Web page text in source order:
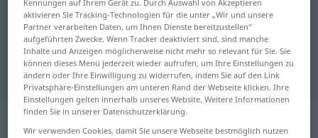
für "nachgehen"
"nachgehen" Schwedisch
Übersetzung
„nachgehen“: intransitives Verb,
Kennungen auf Ihrem Gerät zu. Durch Auswahl von Akzeptieren
aktivieren Sie Tracking-Technologien für die unter „Wir und unsere
Partner verarbeiten Daten, um Ihnen Dienste bereitzustellen“
aufgeführten Zwecke. Wenn Tracker deaktiviert sind, sind manche
Inhalte und Anzeigen möglicherweise nicht mehr so relevant für Sie. Sie
können dieses Menü jederzeit wieder aufrufen, um Ihre Einstellungen zu
ändern oder Ihre Einwilligung zu widerrufen, indem Sie auf den Link
Privatsphäre-Einstellungen am unteren Rand der Webseite klicken. Ihre
Einstellungen gelten innerhalb unseres Website. Weitere Informationen
finden Sie in unserer Datenschutzerklärung.
Wir verwenden Cookies, damit Sie unsere Webseite bestmöglich nutzen